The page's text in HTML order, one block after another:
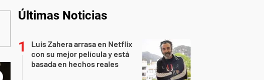
Últimas Noticias
Luis Zahera arrasa en Netflix
con su mejor película y está
basada en hechos reales